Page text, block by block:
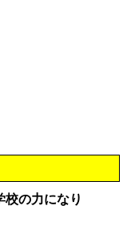
校の力になり